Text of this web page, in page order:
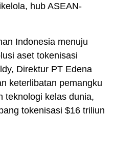
hub ASEAN-
Indonesia menuju
aset tokenisasi
Direktur PT Edena
keterlibatan pemangku
teknologi kelas dunia,
tokenisasi $16 triliun